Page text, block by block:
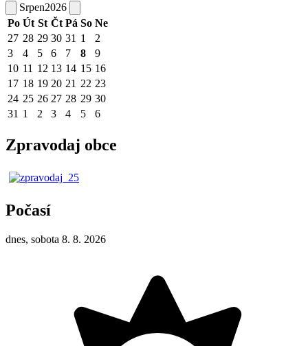
Srpen2026
Po Út St Čt Pá So Ne
27 28 29 30 31 1
2
3
4 5 6 7 8
9
10 11 12 13 14 15 16
17 18 19 20 21 22 23
24 25 26 27 28 29 30
31 1 2 3 4 5 6
Zpravodaj obce
Počasí
dnes, sobota 8. 8. 2026